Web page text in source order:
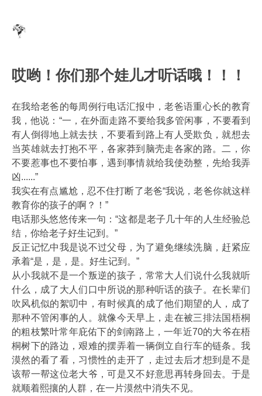
哎哟！你们那个娃儿才听话哦！！！
在我给老爸的每周例行电话汇报中，老爸语重心长的教育
我，他说：“一，在外面走路不要给我多管闲事，不要看到
有人倒得地上就去扶，不要看到路上有人受欺负，就想去
当英雄就去打抱不平，各家莽到脑壳走各家的路。二，你
不要惹事也不要怕事，遇到事情就给我使劲整，先给我弄
凶......”
我实在有点尴尬，忍不住打断了老爸“我说，老爸你就这样
教育你的孩子的啊？！”
电话那头悠悠传来一句：“这都是老子几十年的人生经验总
结，你给老子好生记到。”
反正记忆中我是说不过父母，为了避免继续洗脑，赶紧应
承着“是，是，是。好生记到。”
从小我就不是一个叛逆的孩子，常常大人们说什么我就听
什么，成了大人们口中所说的那种听话的孩子。在长辈们
吹风机似的絮叨中，有时候真的成了他们期望的人，成了
那种不管闲事的人。就像今天早上，走在被三排法国梧桐
的粗枝繁叶常年庇佑下的剑南路上，一年近70的大爷在梧
桐树下的路边，艰难的摆弄着一辆倒立自行车的链条。我
漠然的看了看，习惯性的走开了，走过去后才想到是不是
该帮一帮这位老大爷，可是又不好意思再转身回去。于是
就顺着熙攘的人群，在一片漠然中消失不见。